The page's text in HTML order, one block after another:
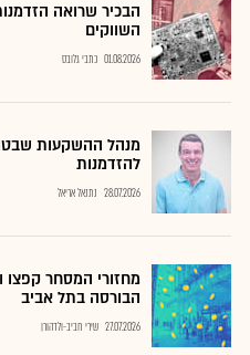
הבכיר שרואה
השווקים
01.08.2026 כתבי גלובס
מנהל ההשקעות
להזדמנות
28.07.2026 נתנאל אריאל
מחזורי המסחר
הבורסה בתל אביב
27.07.2026 שירי חביב-ולדהורן